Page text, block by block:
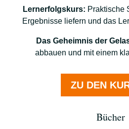
Lernerfolgskurs: Praktische
Ergebnisse liefern und das
Das Geheimnis der
abbauen und mit einem
ZU DEN
Bücher